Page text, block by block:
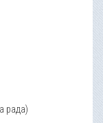
рада)